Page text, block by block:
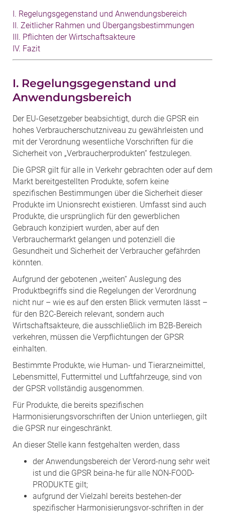
I. Regelungsgegenstand und Anwendungsbereich
II. Zeitlicher Rahmen und Übergangsbestimmungen
III. Pflichten der Wirtschaftsakteure
IV. Fazit
I. Regelungsgegenstand und
Anwendungsbereich
Der EU-Gesetzgeber beabsichtigt, durch die GPSR ein
hohes Verbraucherschutzniveau zu gewährleisten und
mit der Verordnung wesentliche Vorschriften für die
Sicherheit von „Verbraucherprodukten“ festzulegen.
Die GPSR gilt für alle in Verkehr gebrachten oder auf dem
Markt bereitgestellten Produkte, sofern keine
spezifischen Bestimmungen über die Sicherheit dieser
Produkte im Unionsrecht existieren. Umfasst sind auch
Produkte, die ursprünglich für den gewerblichen
Gebrauch konzipiert wurden, aber auf den
Verbrauchermarkt gelangen und potenziell die
Gesundheit und Sicherheit der Verbraucher gefährden
könnten.
Aufgrund der gebotenen „weiten“ Auslegung des
Produktbegriffs sind die Regelungen der Verordnung
nicht nur – wie es auf den ersten Blick vermuten lässt –
für den B2C-Bereich relevant, sondern auch
Wirtschaftsakteure, die ausschließlich im B2B-Bereich
verkehren, müssen die Verpflichtungen der GPSR
einhalten.
Bestimmte Produkte, wie Human- und Tierarzneimittel,
Lebensmittel, Futtermittel und Luftfahrzeuge, sind von
der GPSR vollständig ausgenommen.
Für Produkte, die bereits spezifischen
Harmonisierungsvorschriften der Union unterliegen, gilt
die GPSR nur eingeschränkt.
An dieser Stelle kann festgehalten werden, dass
der Anwendungsbereich der Verord-nung sehr weit
ist und die GPSR beina-he für alle NON-FOOD-
PRODUKTE gilt;
aufgrund der Vielzahl bereits bestehen-der
spezifischer Harmonisierungsvor-schriften in der